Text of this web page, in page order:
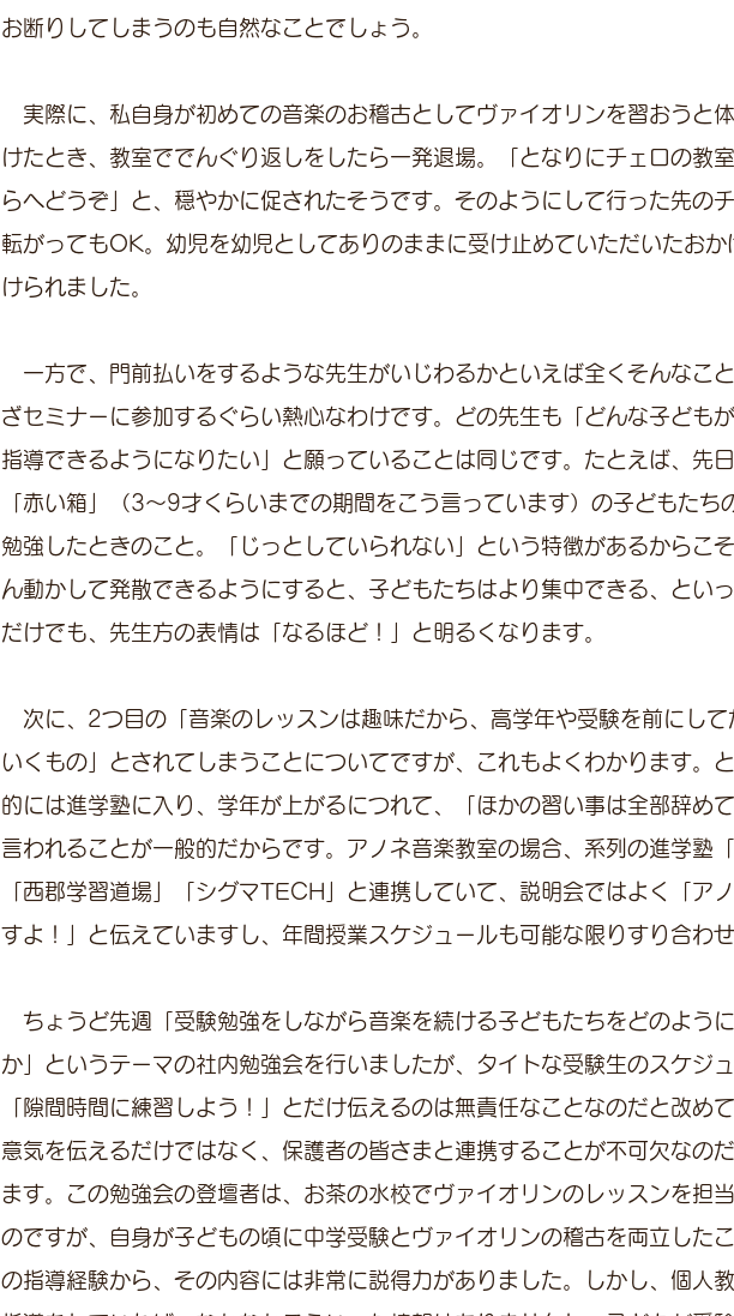
お断りしてしまうのも自然なことでしょう。
実際に、私自身が初めての音楽のお稽古としてヴァイオリンを習おうと
けたとき、教室ででんぐり返しをしたら一発退場。「となりにチェロの教
らへどうぞ」と、穏やかに促されたそうです。そのようにして行った先の
転がってもOK。幼児を幼児としてありのままに受け止めていただいたおか
けられました。
一方で、門前払いをするような先生がいじわるかといえば全くそんなこ
ざセミナーに参加するぐらい熱心なわけです。どの先生も「どんな子ども
指導できるようになりたい」と願っていることは同じです。たとえば、先
「赤い箱」（3〜9才くらいまでの期間をこう言っています）の子どもたち
勉強したときのこと。「じっとしていられない」という特徴があるからこ
ん動かして発散できるようにすると、子どもたちはより集中できる、とい
だけでも、先生方の表情は「なるほど！」と明るくなります。
次に、2つ目の「音楽のレッスンは趣味だから、高学年や受験を前にして
いくもの」とされてしまうことについてですが、これもよくわかります。
的には進学塾に入り、学年が上がるにつれて、「ほかの習い事は全部辞め
言われることが一般的だからです。アノネ音楽教室の場合、系列の進学塾
「西郡学習道場」「シグマTECH」と連携していて、説明会ではよく「ア
すよ！」と伝えていますし、年間授業スケジュールも可能な限りすり合わせ
ちょうど先週「受験勉強をしながら音楽を続ける子どもたちをどのよう
か」というテーマの社内勉強会を行いましたが、タイトな受験生のスケジュ
「隙間時間に練習しよう！」とだけ伝えるのは無責任なことなのだと改め
意気を伝えるだけではなく、保護者の皆さまと連携することが不可欠なの
ます。この勉強会の登壇者は、お茶の水校でヴァイオリンのレッスンを担
のですが、自身が子どもの頃に中学受験とヴァイオリンの稽古を両立した
の指導経験から、その内容には非常に説得力がありました。しかし、個人